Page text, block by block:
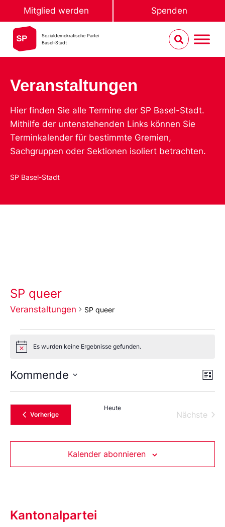
Mitglied werden Spenden
Sozialdemokratische Partei
Basel-Stadt
Veranstaltungen
Hier finden Sie alle Termine der SP Basel-Stadt.
Mithilfe der untenstehenden Links können Sie
Terminkalender für bestimmte Gremien,
Sachgruppen oder Sektionen isoliert betrachten.
SP Basel-Stadt
SP queer
Veranstaltungen SP queer
NoticeEs wurden keine Ergebnisse gefunden.
Liste
Kommende
Sie
das
Datum
aus.
VorherigeVeranstaltungen
Heute
Nächste
Kalender abonnieren
Kantonalpartei